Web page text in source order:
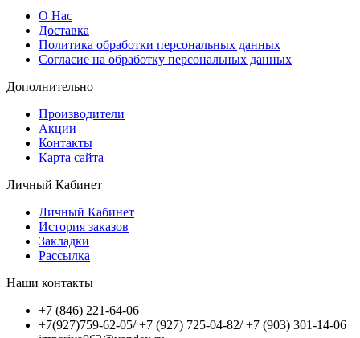
О Нас
Доставка
Политика обработки персональных данных
Согласие на обработку персональных данных
Дополнительно
Производители
Акции
Контакты
Карта сайта
Личный Кабинет
Личный Кабинет
История заказов
Закладки
Рассылка
Наши контакты
+7 (846) 221-64-06
+7(927)759-62-05/ +7 (927) 725-04-82/ +7 (903) 301-14-06